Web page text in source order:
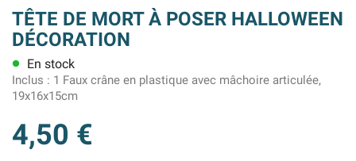
TÊTE DE MORT À POSER HALLOWEEN
DÉCORATION
lens En stock
Inclus : 1 Faux crâne en plastique avec mâchoire articulée,
19x16x15cm
4,50 €